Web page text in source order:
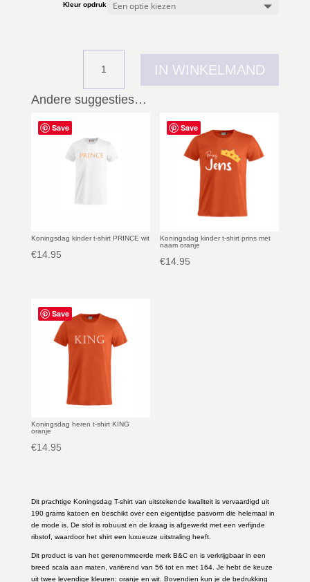
I
Kleur opdruk
shirt
PRINCESS
aantal
IN WINKELMAND
Andere suggesties…
Save
Koningsdag kinder t-shirt PRINCE wit
€14.95
Save
Koningsdag kinder t-shirt prins met
naam oranje
€14.95
Save
Koningsdag heren t-shirt KING
oranje
€14.95
Dit prachtige Koningsdag T-shirt van uitstekende kwaliteit is vervaardigd uit
190 grams katoen en beschikt over een eigentijdse pasvorm die helemaal in
de mode is. De stof is robuust en de kraag is afgewerkt met een verfijnde
ribstof, waardoor het shirt een luxueuze uitstraling heeft.
Dit product is van het gerenommeerde merk B&C en is verkrijgbaar in een
breed scala aan maten, variërend van 56 tot en met 164. Je hebt de keuze
uit twee levendige kleuren: oranje en wit. Bovendien kun je de bedrukking